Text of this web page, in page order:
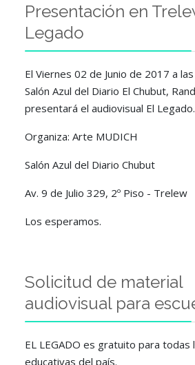
Presentación en
Legado
El Viernes 02 de Junio de 2017 a
Salón Azul del Diario El Chubut,
presentará el audiovisual El Legado.
Organiza: Arte MUDICH
Salón Azul del Diario Chubut
Av. 9 de Julio 329, 2º Piso - Trelew
Los esperamos.
Solicitud de material
audiovisual para
EL LEGADO es gratuito para todas
educativas del país.